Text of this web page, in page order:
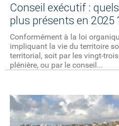
Conseil exécutif :
plus présents en 2025
Conformément à la loi
impliquant la vie du territoire
territorial, soit par les vingt-
plénière, ou par le conseil...